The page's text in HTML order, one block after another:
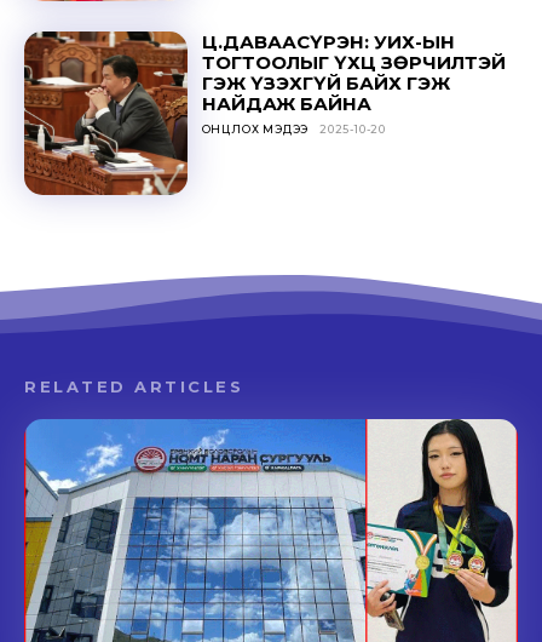
SUBSCRIBE
Ц.ДАВААСҮРЭН: УИХ-ЫН
ТОГТООЛЫГ ҮХЦ ЗӨРЧИЛТЭЙ
ГЭЖ ҮЗЭХГҮЙ БАЙХ ГЭЖ
НАЙДАЖ БАЙНА
ОНЦЛОХ МЭДЭЭ 2025-10-20
RELATED ARTICLES